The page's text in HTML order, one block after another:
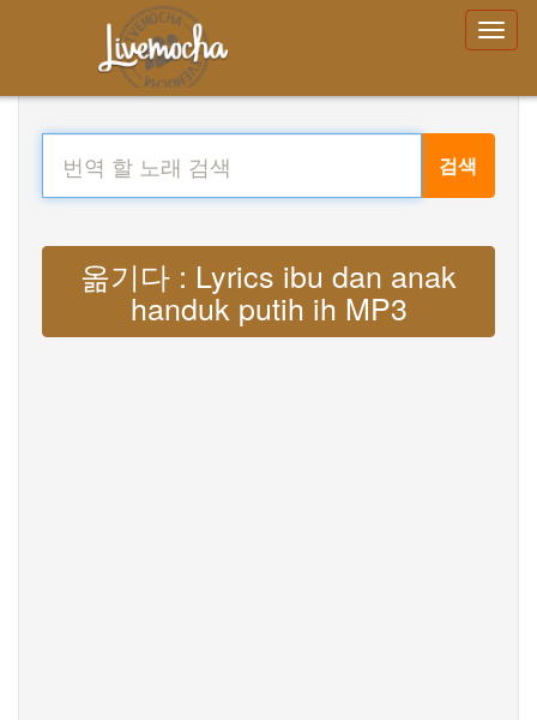
검색
옮기다 : Lyrics ibu dan anak
handuk putih ih MP3